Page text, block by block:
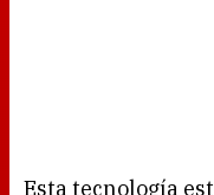
Esta tecnología